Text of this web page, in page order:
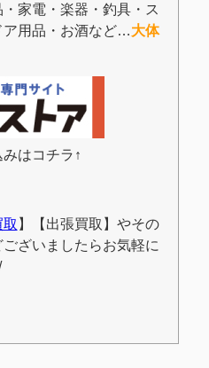
家電・楽器・釣具・ス
ア用品・お酒など…大体
はコチラ↑
】【出張買取】やその
ざいましたらお気軽に